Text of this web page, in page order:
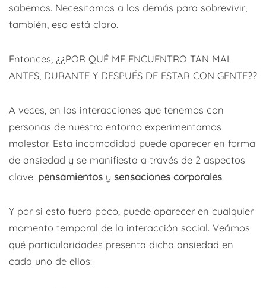
sabemos. Necesitamos a los demás para sobrevivir,
también, eso está claro.
Entonces, ¿¿POR QUÉ ME ENCUENTRO TAN MAL
ANTES, DURANTE Y DESPUÉS DE ESTAR CON GENTE??
A veces, en las interacciones que tenemos con
personas de nuestro entorno experimentamos
malestar. Esta incomodidad puede aparecer en forma
de ansiedad y se manifiesta a través de 2 aspectos
clave: pensamientos y sensaciones corporales.
Y por si esto fuera poco, puede aparecer en cualquier
momento temporal de la interacción social. Veámos
qué particularidades presenta dicha ansiedad en
cada uno de ellos: